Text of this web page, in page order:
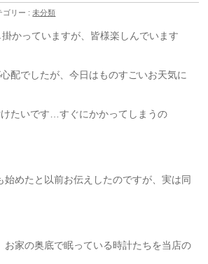
ゴリー :未分類
かっていますが、皆様楽しんでいます
配でしたが、今日はものすごいお天気に
たいです…すぐにかかってしまうの
始めたと以前お伝えしたのですが、実は同
お家の奥底で眠っている時計たちを当店の